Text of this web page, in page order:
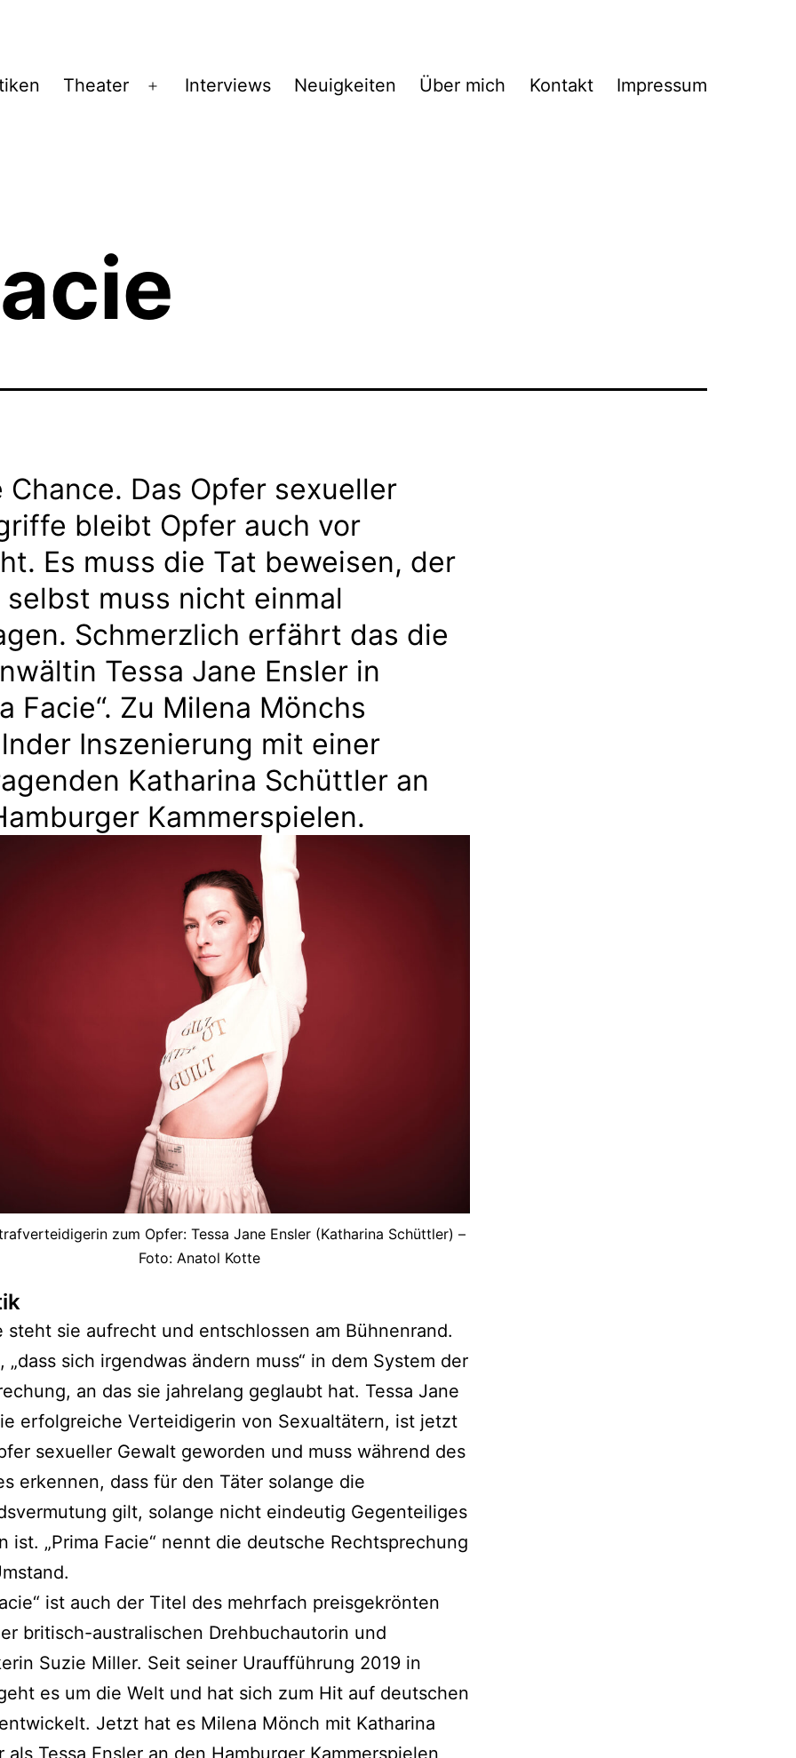
Theater
Menü
Interviews Neuigkeiten Über mich Kontakt Impressum
Chance. Das Opfer sexueller
bleibt Opfer auch vor
Es muss die Tat beweisen, der
muss nicht einmal
Schmerzlich erfährt das die
Tessa Jane Ensler in
Facie“. Zu Milena Mönchs
Inszenierung mit einer
Katharina Schüttler an
Kammerspielen.
zum Opfer: Tessa Jane Ensler (Katharina Schüttler) –
Foto: Anatol Kotte
steht sie aufrecht und entschlossen am Bühnenrand.
„dass sich irgendwas ändern muss“ in dem System der
an das sie jahrelang geglaubt hat. Tessa Jane
erfolgreiche Verteidigerin von Sexualtätern, ist jetzt
sexueller Gewalt geworden und muss während des
erkennen, dass für den Täter solange die
gilt, solange nicht eindeutig Gegenteiliges
ist. „Prima Facie“ nennt die deutsche Rechtsprechung
ist auch der Titel des mehrfach preisgekrönten
britisch-australischen Drehbuchautorin und
Suzie Miller. Seit seiner Uraufführung 2019 in
es um die Welt und hat sich zum Hit auf deutschen
Jetzt hat es Milena Mönch mit Katharina
als Tessa Ensler an den Hamburger Kammerspielen